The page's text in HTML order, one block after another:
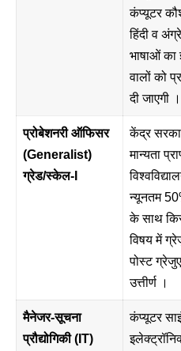
कंप्यूटर
हिंदी व
भाषाओं का
वालों को
दी जाएगी ।
प्रोबेशनरी ऑफिसर
(Generalist)
ग्रेड/स्केल-I
केंद्र सरकार
मान्यता
न्यूनतम
के साथ
विषय में
पोस्ट
उत्तीर्ण ।
मैनेजर-सूचना
प्रौद्योगिकी (IT)
कंप्यूटर